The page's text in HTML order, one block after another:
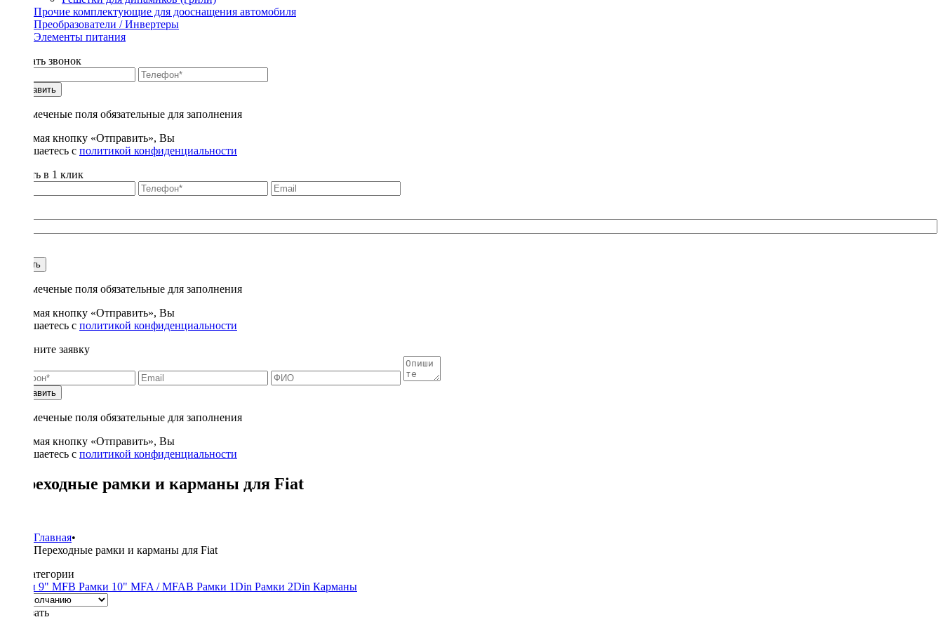
Прочие комплектующие для дооснащения автомобиля
Преобразователи / Инвертеры
Элементы питания
Заказать звонок
Отправить
* - отмеченые поля обязательные для заполнения
Нажимая кнопку «Отправить», Вы
соглашаетесь с политикой конфиденциальности
Купить в 1 клик
Купить
* - отмеченые поля обязательные для заполнения
Нажимая кнопку «Отправить», Вы
соглашаетесь с политикой конфиденциальности
Заполните заявку
Отправить
* - отмеченые поля обязательные для заполнения
Нажимая кнопку «Отправить», Вы
соглашаетесь с политикой конфиденциальности
Переходные рамки и карманы для Fiat
Главная•
Переходные рамки и карманы для Fiat
Подкатегории
Рамки 9" MFB Рамки 10" MFA / MFAB Рамки 1Din Рамки 2Din Карманы
Показать